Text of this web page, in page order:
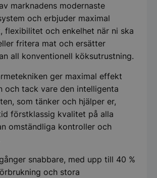
marknadens modernaste
och erbjuder maximal
flexibilitet och enkelhet när ni ska
fritera mat och ersätter
all konventionell köksutrustning.
ger maximal effekt
och tack vare den intelligenta
som tänker och hjälper er,
förstklassig kvalitet på alla
omständliga kontroller och
snabbare, med upp till 40 %
och stora